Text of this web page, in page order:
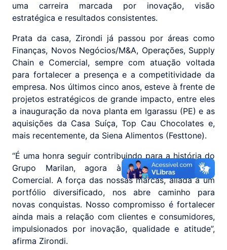
uma carreira marcada por inovação, visão
estratégica e resultados consistentes.
Prata da casa, Zirondi já passou por áreas como
Finanças, Novos Negócios/M&A, Operações, Supply
Chain e Comercial, sempre com atuação voltada
para fortalecer a presença e a competitividade da
empresa. Nos últimos cinco anos, esteve à frente de
projetos estratégicos de grande impacto, entre eles
a inauguração da nova planta em Igarassu (PE) e as
aquisições da Casa Suíça, Top Cau Chocolates e,
mais recentemente, da Siena Alimentos (Festtone).
“É uma honra seguir contribuindo para a história do
Grupo Marilan, agora à frente da Diretoria
Comercial. A força das nossas marcas, aliada a um
portfólio diversificado, nos abre caminho para
novas conquistas. Nosso compromisso é fortalecer
ainda mais a relação com clientes e consumidores,
impulsionados por inovação, qualidade e atitude”,
afirma Zirondi.